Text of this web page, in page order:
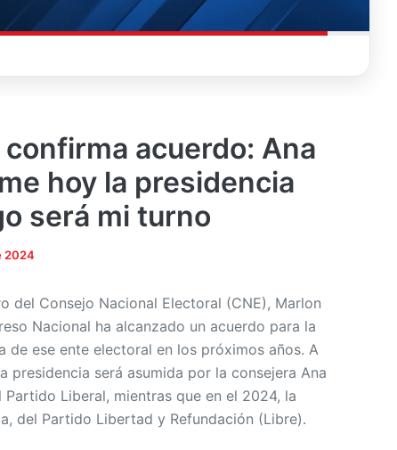
acuerdo: Ana
hoy la presidencia
será mi turno
2024
del Consejo Nacional Electoral (CNE), Marlon
Nacional ha alcanzado un acuerdo para la
de ese ente electoral en los próximos años. A
presidencia será asumida por la consejera Ana
Liberal, mientras que en el 2024, la
del Partido Libertad y Refundación (Libre).